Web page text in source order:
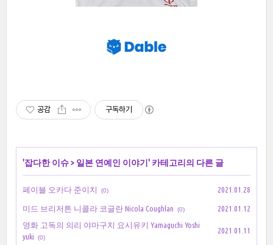
공감 구독하기
'잡다한 이슈> 일본 연예인 이야기 ' 카테고리의 다른 글
페이블 오카다 준이치 (0) 2021.01.28
미드 브리저튼 니콜라 코글란 Nicola Coughlan (0)
2021.01.12
영화 고독의 의리 야마구치 요시유키 Yamaguchi Yoshi
yuki
(0)
2021.01.11